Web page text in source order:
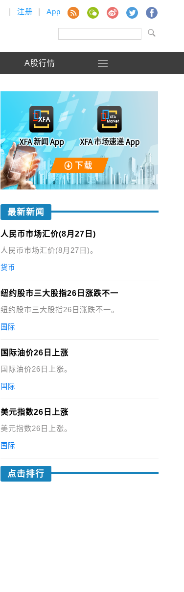
注册 App
A股行情
最新新闻
人民币市场汇价(8月27日)
人民币市场汇价(8月27日)。
货币
纽约股市三大股指26日涨跌不一
纽约股市三大股指26日涨跌不一。
国际
国际油价26日上涨
国际油价26日上涨。
国际
美元指数26日上涨
美元指数26日上涨。
国际
点击排行